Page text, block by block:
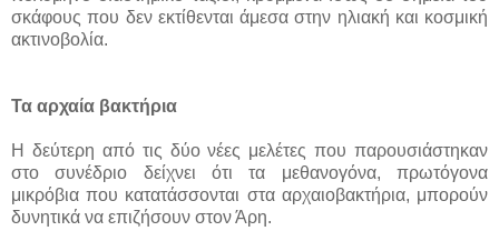
σκάφους που δεν εκτίθενται άμεσα στην ηλιακή και κοσμική
ακτινοβολία.
Τα αρχαία βακτήρια
Η δεύτερη από τις δύο νέες μελέτες που παρουσιάστηκαν
στο συνέδριο δείχνει ότι τα μεθανογόνα, πρωτόγονα
μικρόβια που κατατάσσονται στα αρχαιοβακτήρια, μπορούν
δυνητικά να επιζήσουν στον Άρη.